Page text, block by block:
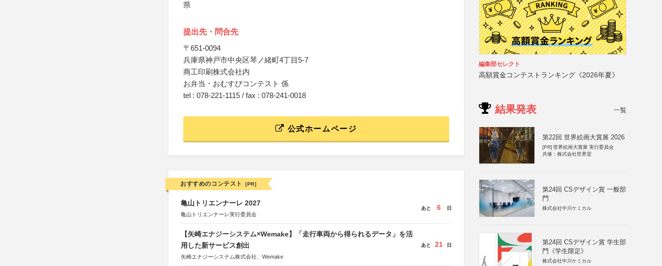
県
提出先・問合先
〒651-0094
兵庫県神戸市中央区琴ノ緒町4丁目5-7
商工印刷株式会社内
お弁当・おむすびコンテスト 係
tel : 078-221-1115 / fax : 078-241-0018
公式ホームページ
おすすめのコンテスト [PR]
亀山トリエンナーレ 2027
亀山トリエンナーレ実行委員会
あと 6 日
【矢崎エナジーシステム×Wemake】「走行車両から得られるデータ」を活
用した新サービス創出
矢崎エナジーシステム株式会社、Wemake
あと 21 日
編集部セレクト
高額賞金コンテストランキング《2026年夏》
結果発表 一覧
第22回 世界絵画大賞展 2026
[PR] 世界絵画大賞展 実行委員会
共催：株式会社世界堂
第24回 CSデザイン賞 一般部
門
株式会社中川ケミカル
第24回 CSデザイン賞 学生部
門《学生限定》
株式会社中川ケミカル